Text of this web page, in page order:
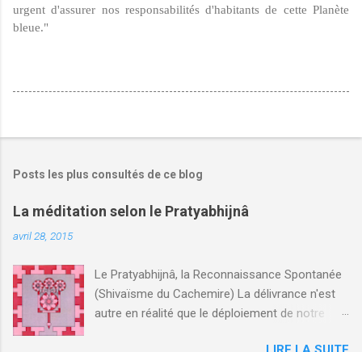
urgent d'assurer nos responsabilités d'ha­bitants de cette Planète
bleue."
Posts les plus consultés de ce blog
La méditation selon le Pratyabhijnâ
avril 28, 2015
Le Pratyabhijnâ, la Reconnaissance Spontanée
(Shivaïsme du Cachemire) La délivrance n'est
autre en réalité que le déploiement de notre